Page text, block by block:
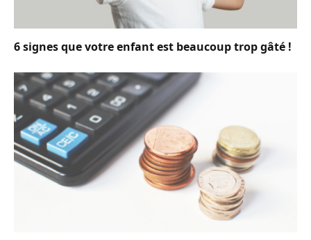
6 signes que votre enfant est beaucoup trop gâté !